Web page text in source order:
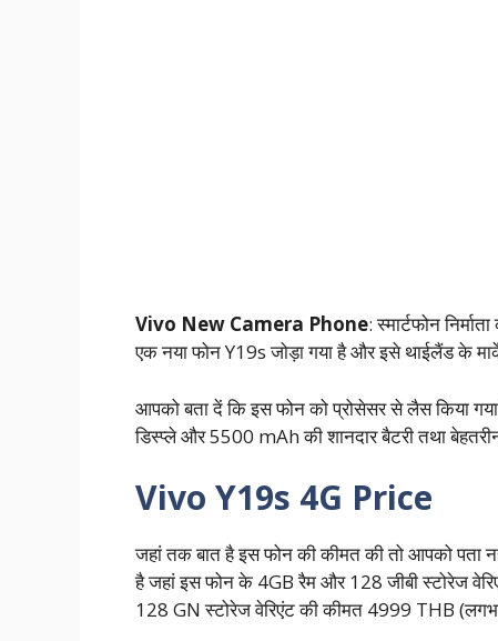
Vivo New Camera Phone: स्मार्टफोन
एक नया फोन Y19s जोड़ा गया है और इसे थाईलैंड के
आपको बता दें कि इस फोन को प्रोसेसर से लैस किया
डिस्प्ले और 5500 mAh की शानदार बैटरी तथा
Vivo Y19s 4G Price
जहां तक बात है इस फोन की कीमत की तो आपको पता
है जहां इस फोन के 4GB रैम और 128 जीबी स्टोरेज
128 GN स्टोरेज वेरिएंट की कीमत 4999 THB